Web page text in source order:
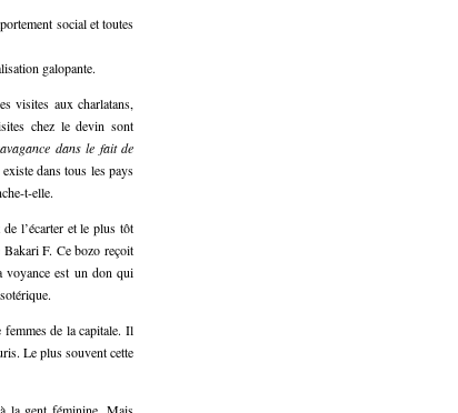
social et toutes
galopante.
visites aux charlatans,
chez le devin sont
dans le fait de
dans tous les pays
t-elle.
l’écarter et le plus tôt
F. Ce bozo reçoit
voyance est un don qui
de la capitale. Il
Le plus souvent cette